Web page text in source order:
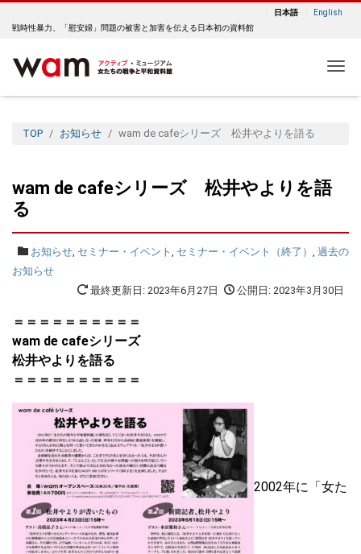
日本語
English
戦時性暴力、「慰安婦」問題の被害と加害を伝える日本初の資料館
TOP お知らせ wam de cafeシリーズ 松井やよりを語る
wam de cafeシリーズ 松井やよりを語
る
お知らせ, セミナー・イベント セミナー・イベント（終了）
過去の
お知らせ
最終更新日: 2023年6月27日
公開日: 2023年3月30日
＝＝＝＝＝＝＝＝＝＝
wam de cafeシリーズ
松井やよりを語る
＝＝＝＝＝＝＝＝＝＝
2002年に「女た